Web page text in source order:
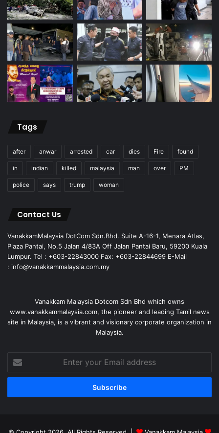
Tags
after anwar arrested car dies Fire found
in indian killed malaysia man over PM
police says trump woman
Contact Us
VanakkamMalaysia DotCom Sdn.Bhd. Suite A-16-1, Menara Atlas,
Plaza Pantai, No.5 Jalan 4/83A Off Jalan Pantai Baru, 59200 Kuala
Lumpur. Tel : +603-22843000 Fax: +603-22844699 E-Mail
: info@vanakkammalaysia.com.my
Vanakkam Malaysia Dotcom Sdn Bhd which owns
www.vanakkammalaysia.com, the pioneer and leading Tamil news
site in Malaysia, is a vibrant and visionary corporate organization in
Malaysia.
your
Email